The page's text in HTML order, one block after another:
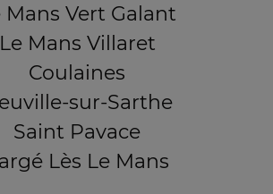
Mans Vert Galant
Le Mans Villaret
Coulaines
sur-Sarthe
Saint Pavace
Lès Le Mans